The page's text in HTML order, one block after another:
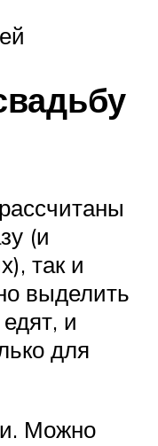
(и
так и
выделить
и
для
Можно